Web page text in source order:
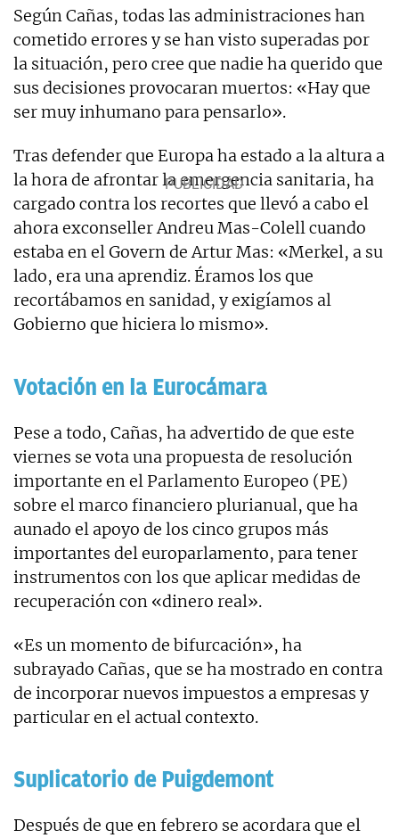
Según Cañas, todas las administraciones han
cometido errores y se han visto superadas por
la situación, pero cree que nadie ha querido que
sus decisiones provocaran muertos: «Hay que
ser muy inhumano para pensarlo».
Tras defender que Europa ha estado a la altura a
la hora de afrontar la emergencia sanitaria, ha
cargado contra los recortes que llevó a cabo el
ahora exconseller Andreu Mas-Colell cuando
estaba en el Govern de Artur Mas: «Merkel, a su
lado, era una aprendiz. Éramos los que
recortábamos en sanidad, y exigíamos al
Gobierno que hiciera lo mismo».
Votación en la Eurocámara
Pese a todo, Cañas, ha advertido de que este
viernes se vota una propuesta de resolución
importante en el Parlamento Europeo (PE)
sobre el marco financiero plurianual, que ha
aunado el apoyo de los cinco grupos más
importantes del europarlamento, para tener
instrumentos con los que aplicar medidas de
recuperación con «dinero real».
«Es un momento de bifurcación», ha
subrayado Cañas, que se ha mostrado en contra
de incorporar nuevos impuestos a empresas y
particular en el actual contexto.
Suplicatorio de Puigdemont
Después de que en febrero se acordara que el